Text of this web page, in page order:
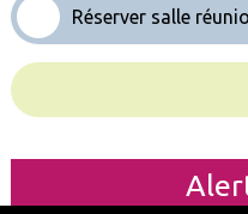
Réserver salle